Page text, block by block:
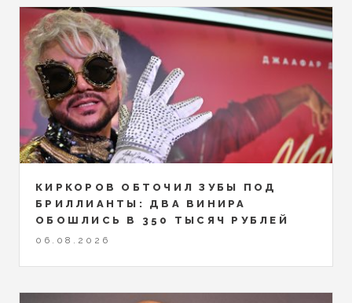
КИРКОРОВ ОБТОЧИЛ ЗУБЫ ПОД
БРИЛЛИАНТЫ: ДВА ВИНИРА
ОБОШЛИСЬ В 350 ТЫСЯЧ РУБЛЕЙ
06.08.2026